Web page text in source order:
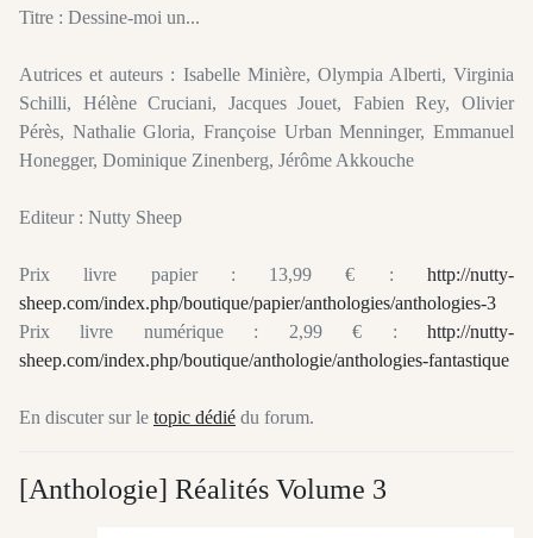
Titre : Dessine-moi un...
Autrices et auteurs : Isabelle Minière, Olympia Alberti, Virginia
Schilli, Hélène Cruciani, Jacques Jouet, Fabien Rey, Olivier
Pérès, Nathalie Gloria, Françoise Urban Menninger, Emmanuel
Honegger, Dominique Zinenberg, Jérôme Akkouche
Editeur : Nutty Sheep
Prix livre papier : 13,99 € : http://nutty-
sheep.com/index.php/boutique/papier/anthologies/anthologies-3
Prix livre numérique : 2,99 € : http://nutty-
sheep.com/index.php/boutique/anthologie/anthologies-fantastique
En discuter sur le topic dédié du forum.
[Anthologie] Réalités Volume 3